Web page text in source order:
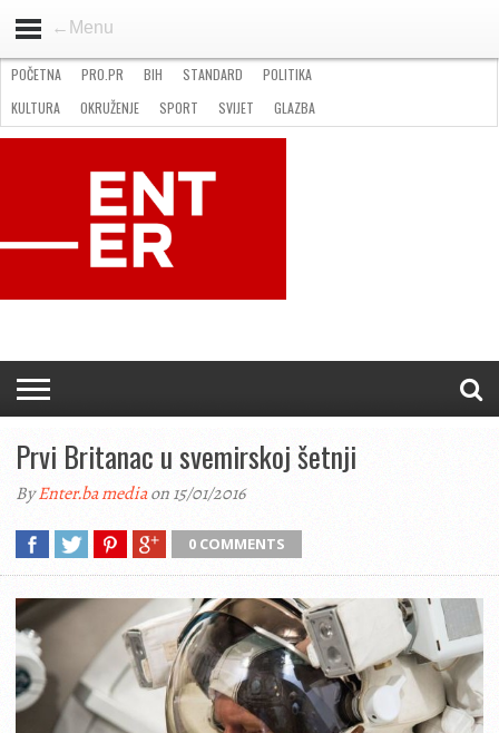
←Menu
STANDARD
GOSPODARSTVO
OKRUŽENJE
POČETNA PRO.PR BIH STANDARD
POLITIKA
KULTURA
OKRUŽENJE SPORT SVIJET
GLAZBA
NATJEČAJI
FILMING LOCATION IN BH KONTAKT
Prvi Britanac u svemirskoj šetnji
ByEnter.ba mediaon 15/01/2016
0 COMMENTS